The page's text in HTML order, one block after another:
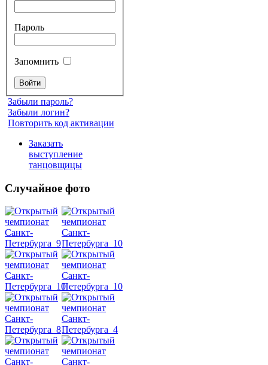
Пароль
Запомнить
Забыли пароль?
Забыли логин?
Повторить код активации
Заказать
выступление
танцовщицы
Случайное фото
живота
Belly